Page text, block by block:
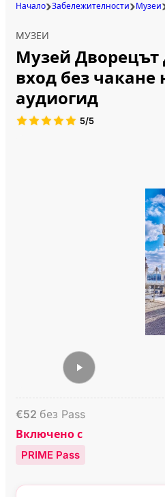
Начало Забележителности Музеи
МУЗЕИ
Музей Дворецът
вход без чакане
аудиогид
5/5
€52 без Pass
Включено с
PRIME Pass